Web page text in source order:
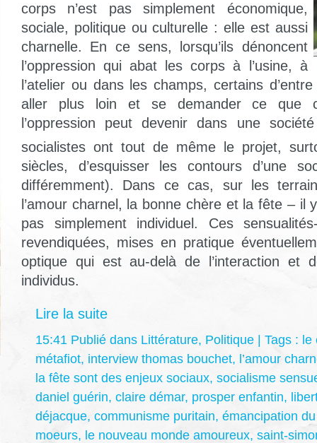
corps n’est pas simplement économique,
sociale, politique ou culturelle : elle est aussi
charnelle. En ce sens, lorsqu’ils dénoncent
l’oppression qui abat les corps à l’usine, à
l’atelier ou dans les champs, certains
aller plus loin et se demander ce que
l’oppression peut devenir dans une
socialistes ont tout de même le projet,
siècles, d’esquisser les contours d’une
différemment). Dans ce cas, sur les
l’amour charnel, la bonne chère et la fête – il
pas simplement individuel. Ces
revendiquées, mises en pratique
optique qui est au-delà de l’interaction et
individus.
Lire la suite
15:41 Publié dans Littérature, Politique | Tags : le
métafiot, interview thomas bouchet, l’amour
la fête sont des enjeux sociaux, socialisme
daniel guérin, claire démar, prosper enfantin,
déjacque, communisme puritain, émancipation
moeurs, le nouveau monde amoureux, saint-